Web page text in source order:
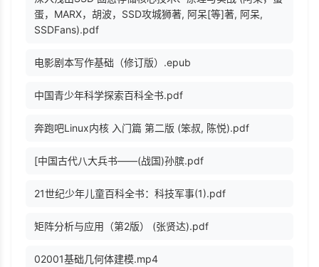
蛋，MARX，胡波，SSD攻城狮著, 阿呆[等]著, 阿呆,
SSDFans).pdf
电影剧本写作基础（修订版）.epub
中国青少年科学探索百科全书.pdf
奔跑吧Linux内核 入门篇 第二版 (笨叔, 陈悦).pdf
[中国古代八大兵书——(战国)孙膑.pdf
21世纪少年儿童百科全书：科技军事(1).pdf
矩阵分析与应用（第2版） (张贤达).pdf
02001基础几何体建模.mp4